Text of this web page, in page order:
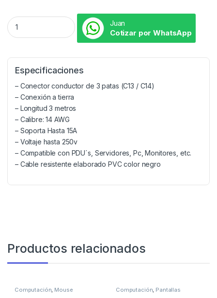
Juan
Cotizar por WhatsApp
Especificaciones
– Conector conductor de 3 patas (C13 / C14)
– Conexión a tierra
– Longitud 3 metros
– Calibre: 14 AWG
– Soporta Hasta 15A
– Voltaje hasta 250v
– Compatible con PDU´s, Servidores, Pc, Monitores, etc.
– Cable resistente elaborado PVC color negro
Productos relacionados
Computación, Mouse Computación, Pantallas